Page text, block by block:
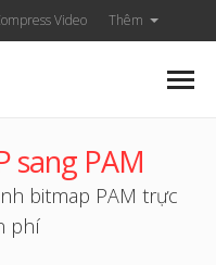
Video Thêm
sang PAM
bitmap PAM trực
phí